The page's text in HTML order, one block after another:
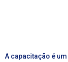
A capacitação é